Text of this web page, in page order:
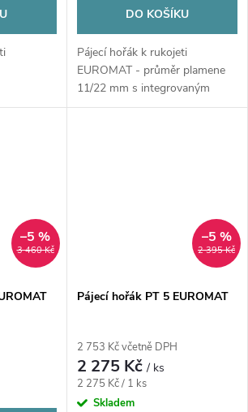
DO KOŠÍKU
Pájecí hořák k rukojeti
EUROMAT - průměr plamene
11/22 mm s integrovaným
piezo zapalováním
3 460 Kč
–5 %
2 395 Kč
–5 %
Pájecí hořák PT 5 EUROMAT
2 753 Kč včetně DPH
2 275 Kč/ ks
Měrná
cena:
2 275 Kč / 1 ks
Skladem